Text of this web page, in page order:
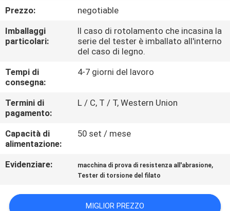
CONTROLLO
DI
QUALITÀ
CONTATTICI
NOTIZIE
RICHIEDA
UNA
Prezzo:
negotiable
Imballaggi
particolari:
Il caso di rotolamento che incasina la
serie del tester è imballato all'interno
del caso di legno.
Tempi di
consegna:
4-7 giorni del lavoro
Termini di
pagamento:
L / C, T / T, Western Union
Capacità di
alimentazione:
50 set / mese
Evidenziare: macchina di prova di resistenza all'abrasione,
Tester di torsione del filato
MIGLIOR PREZZO